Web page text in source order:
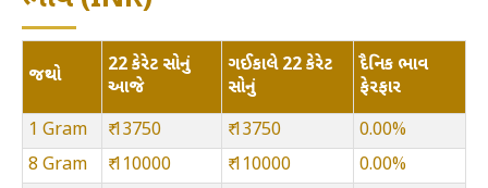
જથ્થો
22 કેરેટ સોનું
આજે
ગઈકાલે 22 કેરેટ
સોનું
દૈનિક ભાવ
ફેરફાર
1 Gram
₹ 13750 ₹ 13750
0.00%
8 Gram
₹ 110000 ₹ 110000
0.00%